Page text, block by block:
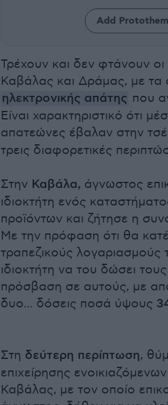
Add
Τρέχουν και δεν φτάνουν
Καβάλας και Δράμας, με
ηλεκτρονικής απάτης που
Είναι χαρακτηριστικό ότι
απατεώνες έβαλαν στην
τρεις διαφορετικές
Στην Καβάλα, άγνωστος
ιδιοκτήτη ενός
προϊόντων και ζήτησε η
Με την πρόφαση ότι θα
τραπεζικούς λογαριασμούς
ιδιοκτήτη να του δώσει
πρόσβαση σε αυτούς, με
δυο... δόσεις ποσά ύψους
Στη δεύτερη περίπτωση,
επιχείρησης
Καβάλας, με τον οποίο